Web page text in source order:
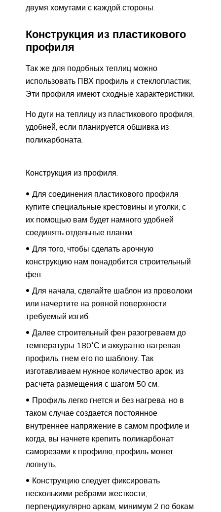
двумя хомутами с каждой стороны.
Конструкция из пластикового
профиля
Так же для подобных теплиц можно
использовать ПВХ профиль и стеклопластик,
Эти профиля имеют сходные характеристики.
Но дуги на теплицу из пластикового профиля,
удобней, если планируется обшивка из
поликарбоната.
Конструкция из профиля.
Для соединения пластикового профиля
купите специальные крестовины и уголки, с
их помощью вам будет намного удобней
соединять отдельные планки.
Для того, чтобы сделать арочную
конструкцию нам понадобится строительный
фен.
Для начала, сделайте шаблон из проволоки
или начертите на ровной поверхности
требуемый изгиб.
Далее строительный фен разогреваем до
температуры 180˚С и аккуратно нагревая
профиль, гнем его по шаблону. Так
изготавливаем нужное количество арок, из
расчета размещения с шагом 50 см.
Профиль легко гнется и без нагрева, но в
таком случае создается постоянное
внутреннее напряжение в самом профиле и
когда, вы начнете крепить поликарбонат
саморезами к профилю, профиль может
лопнуть.
Конструкцию следует фиксировать
несколькими ребрами жесткости,
перпендикулярно аркам, минимум 2 по бокам